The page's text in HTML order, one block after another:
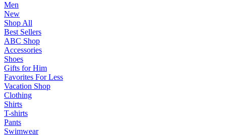
Men
New
Shop All
Best Sellers
ABC Shop
Accessories
Shoes
Gifts for Him
Favorites For Less
Vacation Shop
Clothing
Shirts
T-shirts
Pants
Swimwear